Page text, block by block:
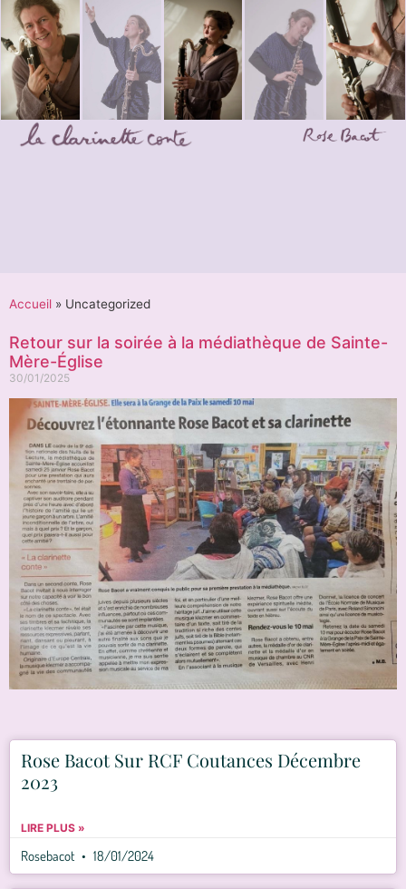
Accueil » Uncategorized
Retour sur la soirée à la médiathèque de Sainte-
Mère-Église
30/01/2025
Rose Bacot Sur RCF Coutances Décembre
2023
LIRE PLUS »
Rosebacot 18/01/2024